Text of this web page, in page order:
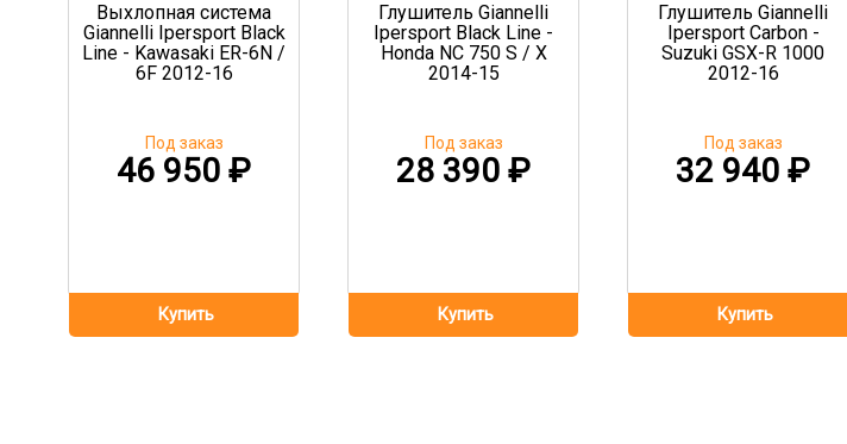
Выхлопная система
Giannelli Ipersport Black
Line - Kawasaki ER-6N /
6F 2012-16
46 950 ₽
Под заказ
Глушитель Giannelli
Ipersport Black Line -
Honda NC 750 S / X
2014-15
28 390 ₽
Под заказ
Глушитель Giannelli
Ipersport Carbon -
Suzuki GSX-R 1000
2012-16
32 940 ₽
Под заказ